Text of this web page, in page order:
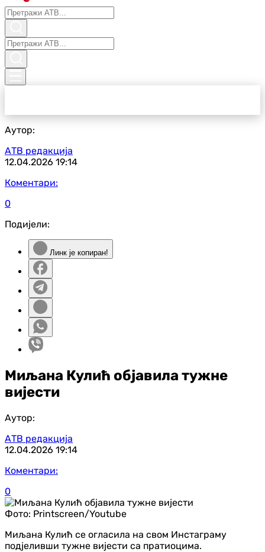
Аутор:
АТВ редакција
12.04.2026 19:14
Коментари:
0
Подијели:
Линк је копиран!
Миљана Кулић објавила тужне
вијести
Аутор:
АТВ редакција
12.04.2026 19:14
Коментари:
0
Фото: Printscreen/Youtube
Миљана Кулић се огласила на свом Инстаграму
подјеливши тужне вијести са пратиоцима.